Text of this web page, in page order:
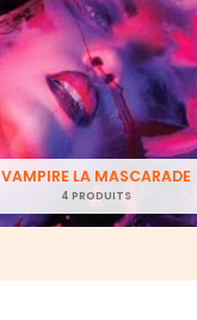
VAMPIRE LA MASCARADE
4 PRODUITS